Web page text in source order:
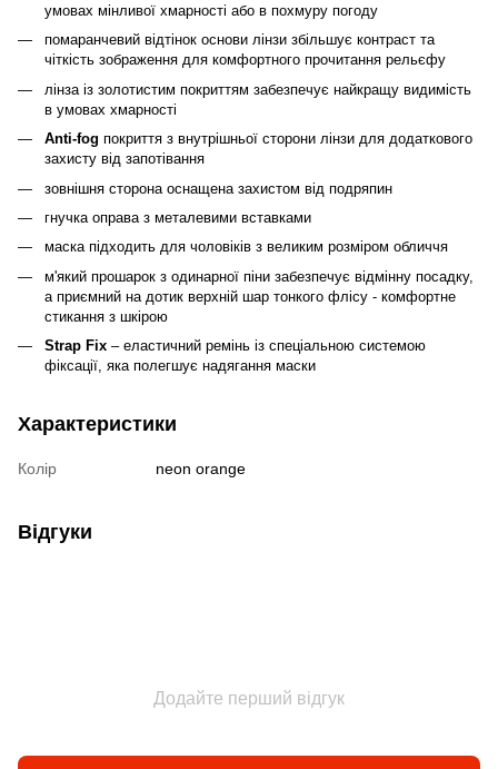
умовах мінливої хмарності або в похмуру погоду
помаранчевий відтінок основи лінзи збільшує контраст та
чіткість зображення для комфортного прочитання рельєфу
лінза із золотистим покриттям забезпечує найкращу видимість
в умовах хмарності
Anti-fog покриття з внутрішньої сторони лінзи для додаткового
захисту від запотівання
зовнішня сторона оснащена захистом від подряпин
гнучка оправа з металевими вставками
маска підходить для чоловіків з великим розміром обличчя
м'який прошарок з одинарної піни забезпечує відмінну посадку,
а приємний на дотик верхній шар тонкого флісу - комфортне
стикання з шкірою
Strap Fix – еластичний ремінь із спеціальною системою
фіксації, яка полегшує надягання маски
Характеристики
Колір neon orange
Відгуки
Додайте перший відгук